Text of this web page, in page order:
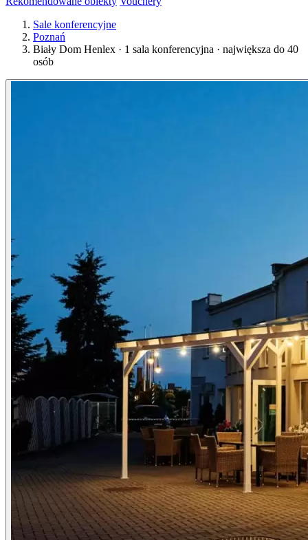
Sale konferencyjne
Poznań
Biały Dom Henlex · 1 sala konferencyjna · największa do 40
osób